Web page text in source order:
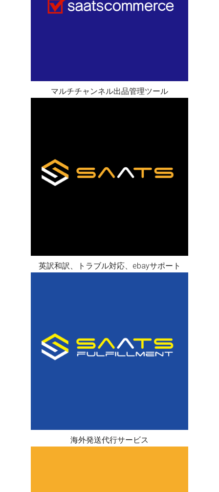
マルチチャンネル出品管理ツール
英訳和訳、トラブル対応、ebayサポート
海外発送代行サービス